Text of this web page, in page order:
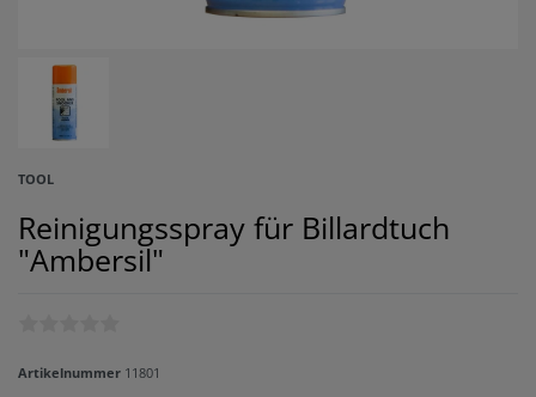
TOOL
Reinigungsspray für Billardtuch
"Ambersil"
Artikelnummer 11801